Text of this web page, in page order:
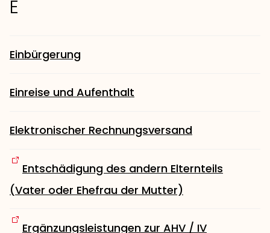
E
Einbürgerung
Einreise und Aufenthalt
Elektronischer Rechnungsversand
Entschädigung des andern Elternteils
(Vater oder Ehefrau der Mutter)
Ergänzungsleistungen zur AHV / IV